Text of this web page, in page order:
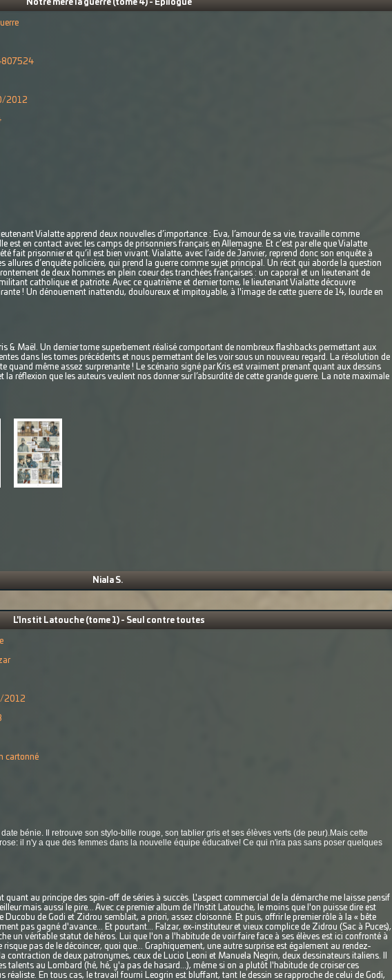
Notre mère la guerre (tome 4) - Epilogue
2012
Vialatte apprend deux nouvelles d’importance : Eva, l’amour de sa vie, travaille comme
est en contact avec les camps de prisonniers français en Allemagne. Et c’est par elle que Vialatte
fait prisonnier et qu’il est bien vivant. Vialatte, avec l’aide de Janvier, reprend donc son enquête à
allures d’enquête policière, qui prend la guerre comme sujet principal. Un récit qui aborde la question
de deux hommes en plein coeur des tranchées françaises : un caporal et un lieutenant de
catholique et patriote. Avec ce quatrième et dernier tome, le lieutenant Vialatte découvre
! Un dénouement inattendu, douloureux et impitoyable, à l'image de cette guerre de 14, lourde en
& Maël. Un dernier tome superbement réalisé comportant de nombreux flashbacks permettant aux
dans les tomes précédents et nous permettant de les voir sous un nouveau regard. La résolution de
quand même assez surprenante ! Le scénario signé par Kris est vraiment prenant quant aux dessins
réflexion que les auteurs veulent nos donner sur l’absurdité de cette grande guerre. La note maximale
Niala S.
L'Instit Latouche (tome 1) - Seul contre toutes
2012
cartonné
bénie. Il retrouve son stylo-bille rouge, son tablier gris et ses élèves verts (de peur).Mais cette
il n'y a que des femmes dans la nouvelle équipe éducative! Ce qui n'ira pas sans poser quelques
quant au principe des spin-off de séries à succès. L'aspect commercial de la démarche me laisse pensif
mais aussi le pire... Avec ce premier album de l'Instit Latouche, le moins que l'on puisse dire est
Ducobu de Godi et Zidrou semblait, a priori, assez cloisonné. Et puis, offrir le premier rôle à la « bête
pas gagné d'avance... Et pourtant... Falzar, ex-instituteur et vieux complice de Zidrou (Sac à Puces),
un véritable statut de héros. Lui que l'on a l'habitude de voir faire face à ses élèves est ici confronté à
pas de le décoincer, quoi que... Graphiquement, une autre surprise est également au rendez-
de deux patronymes, ceux de Lucio Leoni et Manuela Negrin, deux dessinateurs italiens. Il
talents au Lombard (hé, hé, y'a pas de hasard...), même si on a plutôt l'habitude de croiser ces
réaliste. En tous cas, le travail fourni Leogrin est bluffant, tant le dessin se rapproche de celui de Godi,